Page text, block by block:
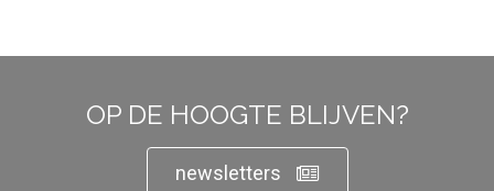
OP DE HOOGTE BLIJVEN?
newsletters